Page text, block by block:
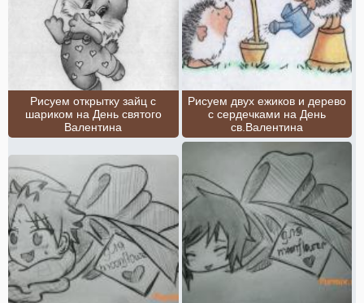
Рисуем открытку зайц с
шариком на День святого
Валентина
Рисуем двух ежиков и дерево
с сердечками на День
св.Валентина